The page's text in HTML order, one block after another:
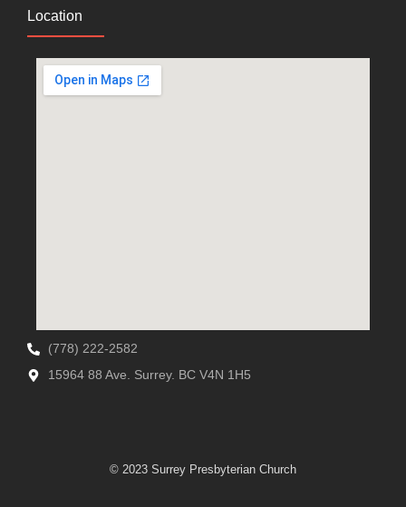
Location
(778) 222-2582
15964 88 Ave. Surrey. BC V4N 1H5
© 2023 Surrey Presbyterian Church